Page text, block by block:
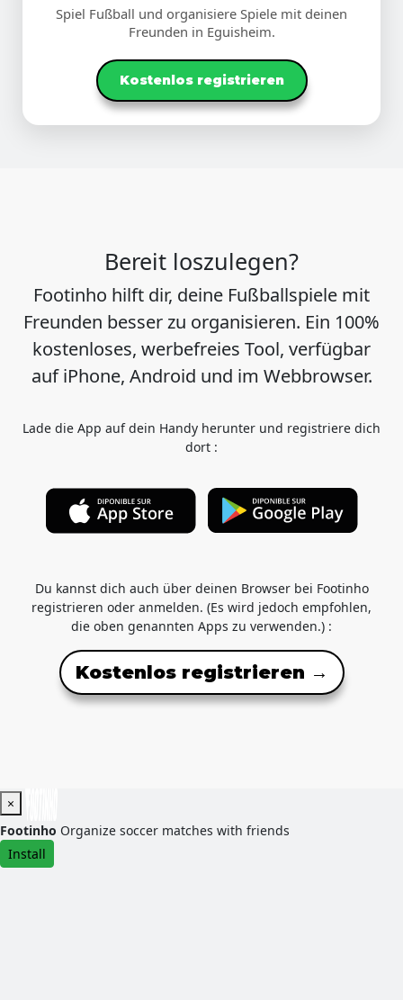
Spiel Fußball und organisiere Spiele mit deinen
Freunden in Eguisheim.
Kostenlos registrieren
Bereit loszulegen?
Footinho hilft dir, deine Fußballspiele mit
Freunden besser zu organisieren. Ein 100%
kostenloses, werbefreies Tool, verfügbar
auf iPhone, Android und im Webbrowser.
Lade die App auf dein Handy herunter und registriere dich
dort :
Du kannst dich auch über deinen Browser bei Footinho
registrieren oder anmelden. (Es wird jedoch empfohlen,
die oben genannten Apps zu verwenden.) :
Kostenlos registrieren →
×
Footinho Organize soccer matches with friends
Install